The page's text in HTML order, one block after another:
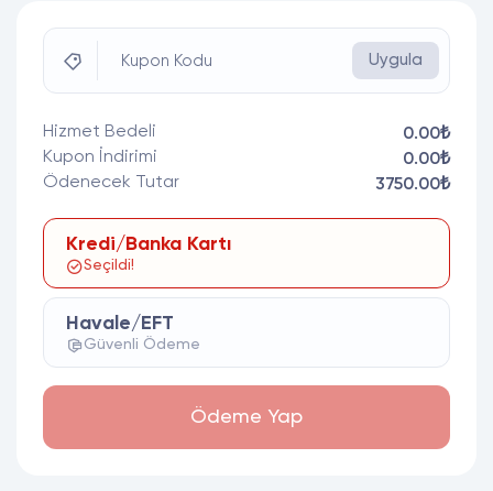
Kupon Kodu Uygula
Hizmet Bedeli
0.00₺
Kupon İndirimi
0.00₺
Ödenecek Tutar
3750.00₺
Kredi/Banka Kartı
Seçildi!
Havale/EFT
Güvenli Ödeme
Ödeme Yap